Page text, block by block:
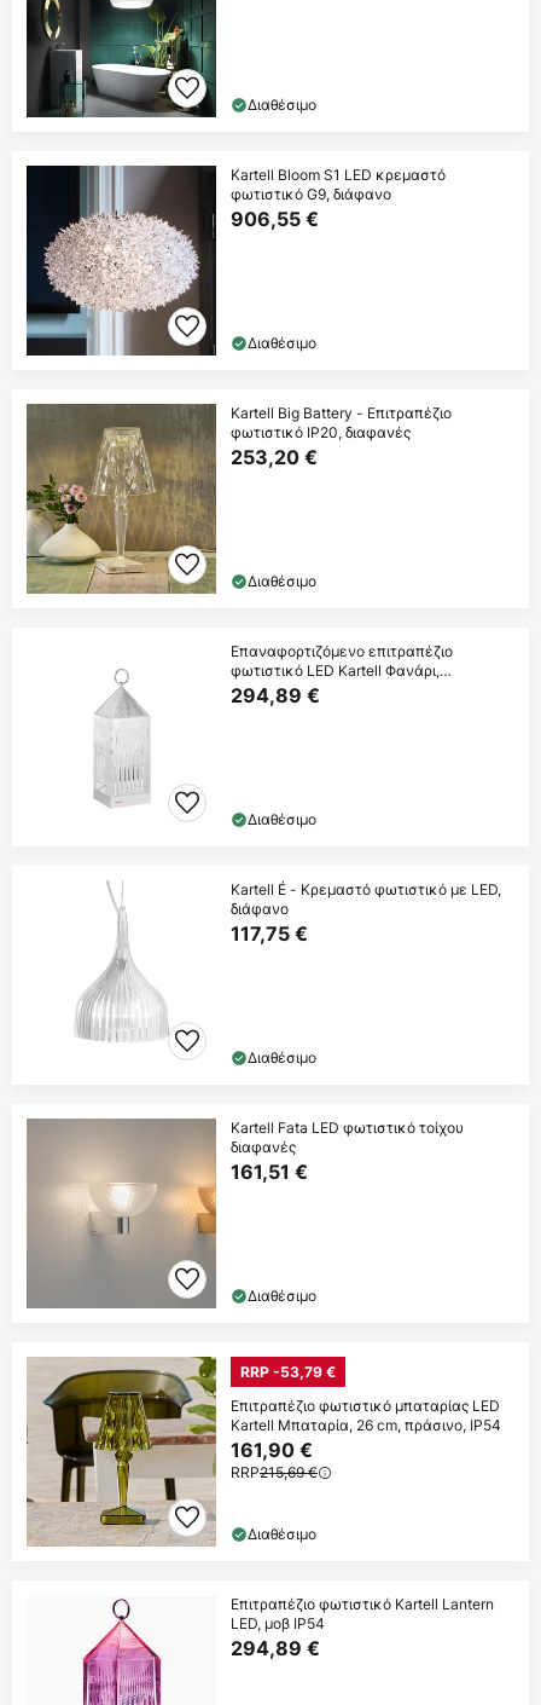
Διαθέσιμο
Kartell Bloom S1 LED κρεμαστό
φωτιστικό G9, διάφανο
906,55 €
Διαθέσιμο
Kartell Big Battery - Επιτραπέζιο
φωτιστικό IP20, διαφανές
253,20 €
Διαθέσιμο
Επαναφορτιζόμενο επιτραπέζιο
φωτιστικό LED Kartell Φανάρι,
κρύσταλλο,
294,89 €
Διαθέσιμο
Kartell É - Κρεμαστό φωτιστικό με LED,
διάφανο
117,75 €
Διαθέσιμο
Kartell Fata LED φωτιστικό τοίχου
διαφανές
161,51 €
Διαθέσιμο
RRP -53,79 €
Επιτραπέζιο φωτιστικό μπαταρίας LED
Kartell Μπαταρία, 26 cm, πράσινο, IP54
161,90 €
RRP215,69 €
Διαθέσιμο
Επιτραπέζιο φωτιστικό Kartell Lantern
LED, μοβ IP54
294,89 €